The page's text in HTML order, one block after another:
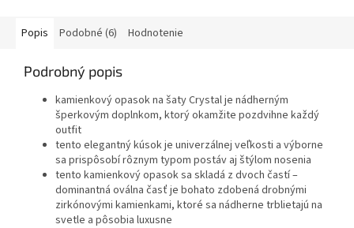
Popis Podobné (6) Hodnotenie
Podrobný popis
kamienkový opasok na šaty Crystal je nádherným
šperkovým doplnkom, ktorý okamžite pozdvihne každý
outfit
tento elegantný kúsok je univerzálnej veľkosti a výborne
sa prispôsobí rôznym typom postáv aj štýlom nosenia
tento kamienkový opasok sa skladá z dvoch častí –
dominantná oválna časť je bohato zdobená drobnými
zirkónovými kamienkami, ktoré sa nádherne trblietajú na
svetle a pôsobia luxusne